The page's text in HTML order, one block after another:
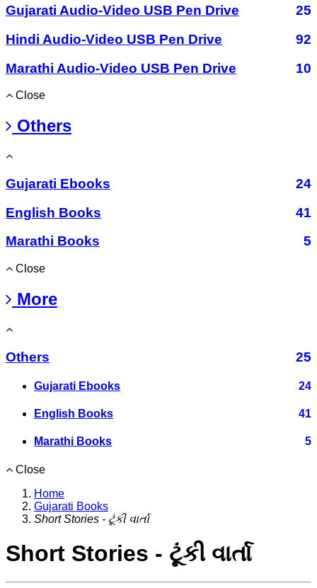
Gujarati Audio-Video USB Pen Drive
25
Hindi Audio-Video USB Pen Drive
92
Marathi Audio-Video USB Pen Drive
10
Close
Others
Gujarati Ebooks
24
English Books
41
Marathi Books
5
Close
More
Others 25
Gujarati Ebooks 24
English Books 41
Marathi Books 5
Close
Home
Gujarati Books
Short Stories - ટૂંકી વાર્તા
Short Stories - ટૂંકી વાર્તા